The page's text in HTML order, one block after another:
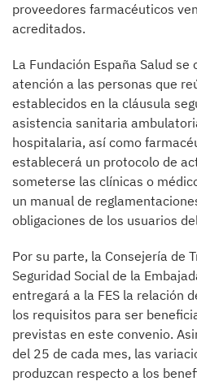
proveedores farmacéuticos
acreditados.
La Fundación España Salud
atención a las personas que
establecidos en la cláusula
asistencia sanitaria
hospitalaria, así como
establecerá un protocolo de
someterse las clínicas o
un manual de
obligaciones de los usuarios
Por su parte, la Consejería de
Seguridad Social de la
entregará a la FES la relación
los requisitos para ser
previstas en este convenio.
del 25 de cada mes, las
produzcan respecto a los